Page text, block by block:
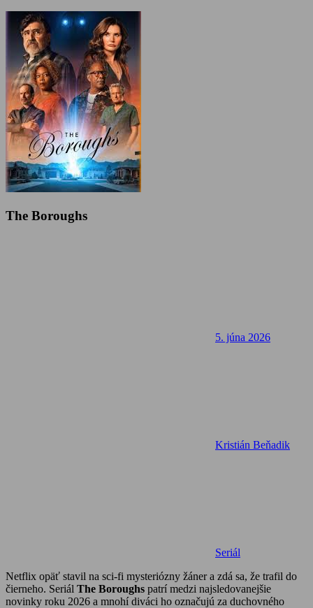
The Boroughs
5. júna 2026
Kristián Beňadik
Seriál
Netflix opäť stavil na sci-fi mysteriózny žáner a zdá sa, že trafil do
čierneho. Seriál The Boroughs patrí medzi najsledovanejšie
novinky roku 2026 a mnohí diváci ho označujú za duchovného